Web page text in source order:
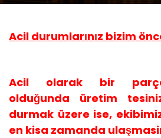
Acil durumlarınız bizim
Acil olarak bir
olduğunda üretim
durmak üzere ise,
en kisa zamanda ulaş